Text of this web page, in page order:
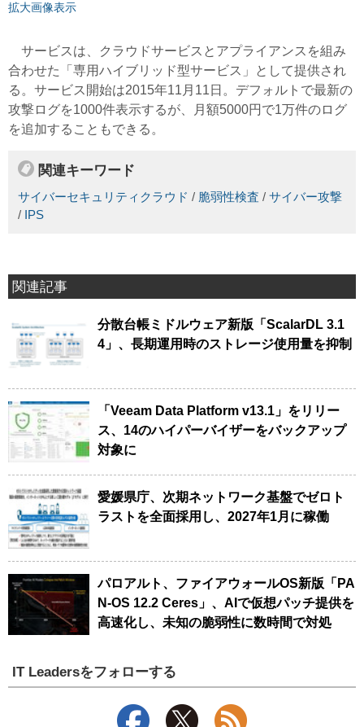
拡大画像表示
サービスは、クラウドサービスとアプライアンスを組み
合わせた「専用ハイブリッド型サービス」として提供され
る。サービス開始は2015年11月11日。デフォルトで最新の
攻撃ログを1000件表示するが、月額5000円で1万件のログ
を追加することもできる。
関連キーワード
サイバーセキュリティクラウド / 脆弱性検査 / サイバー攻撃
/
IPS
関連記事
分散台帳ミドルウェア新版「ScalarDL 3.1
4」、長期運用時のストレージ使用量を抑制
「Veeam Data Platform v13.1」をリリー
ス、14のハイパーバイザーをバックアップ
対象に
愛媛県庁、次期ネットワーク基盤でゼロト
ラストを全面採用し、2027年1月に稼働
パロアルト、ファイアウォールOS新版「PA
N-OS 12.2 Ceres」、AIで仮想パッチ提供を
高速化し、未知の脆弱性に数時間で対処
IT Leadersをフォローする